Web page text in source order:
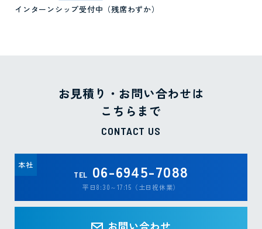
インターンシップ受付中（残席わずか）
お見積り・お問い合わせは
こちらまで
CONTACT US
本社
TEL 06-6945-7088
平日8:30～17:15（土日祝休業）
お問い合わせ